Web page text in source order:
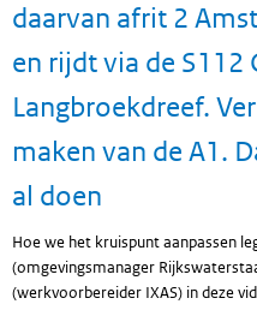
daarvan afrit 2
en rijdt via de S112
Langbroekdreef.
maken van de A1.
al doen
Hoe we het kruispunt aanpassen
(omgevingsmanager
(werkvoorbereider IXAS) in deze